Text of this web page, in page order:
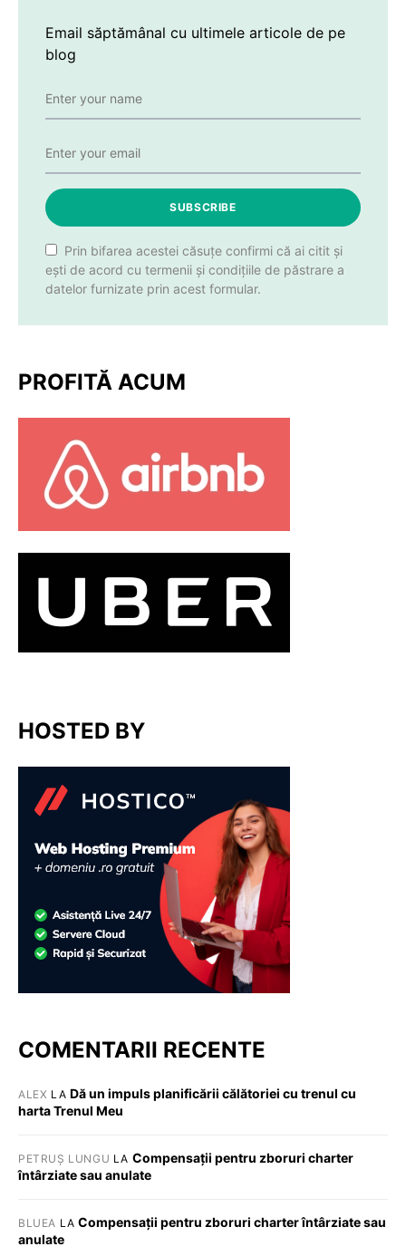
Email săptămânal cu ultimele articole de pe
blog
SUBSCRIBE
Prin bifarea acestei căsuțe confirmi că ai citit și
ești de acord cu termenii și condițiile de păstrare a
datelor furnizate prin acest formular.
PROFITĂ ACUM
HOSTED BY
COMENTARII RECENTE
ALEX LA Dă un impuls planificării călătoriei cu trenul cu
harta Trenul Meu
PETRUȘ LUNGU LA Compensații pentru zboruri charter
întârziate sau anulate
BLUEA LACompensații pentru zboruri charter întârziate sau
anulate